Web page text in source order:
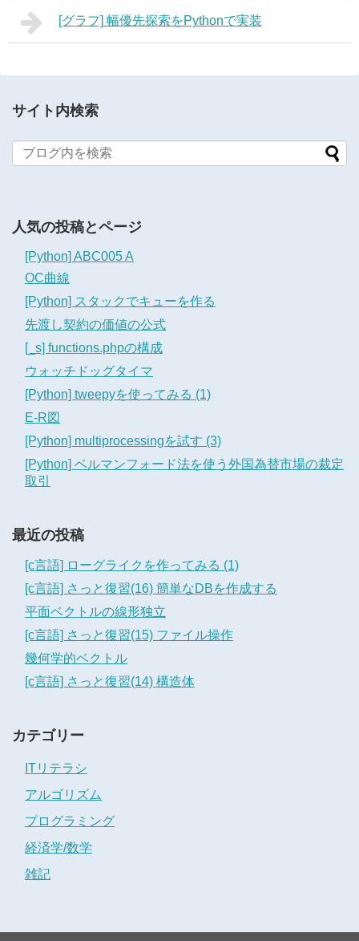
[グラフ] 幅優先探索をPythonで実装
サイト内検索
人気の投稿とページ
[Python] ABC005 A
OC曲線
[Python] スタックでキューを作る
先渡し契約の価値の公式
[_s] functions.phpの構成
ウォッチドッグタイマ
[Python] tweepyを使ってみる (1)
E-R図
[Python] multiprocessingを試す (3)
[Python] ベルマンフォード法を使う外国為替市場の裁定
取引
最近の投稿
[c言語] ローグライクを作ってみる (1)
[c言語] さっと復習(16) 簡単なDBを作成する
平面ベクトルの線形独立
[c言語] さっと復習(15) ファイル操作
幾何学的ベクトル
[c言語] さっと復習(14) 構造体
カテゴリー
ITリテラシ
アルゴリズム
プログラミング
経済学/数学
雑記